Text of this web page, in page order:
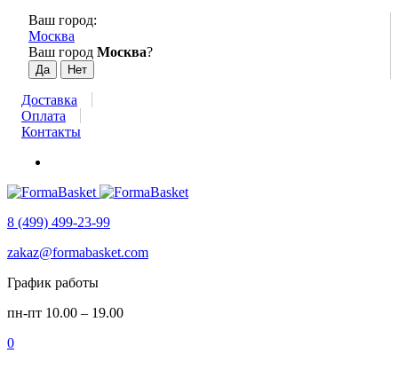
Ваш город:
Москва
Ваш город Москва?
Доставка
Оплата
Контакты
8 (499) 499-23-99
zakaz@formabasket.com
График работы
пн-пт 10.00 – 19.00
0